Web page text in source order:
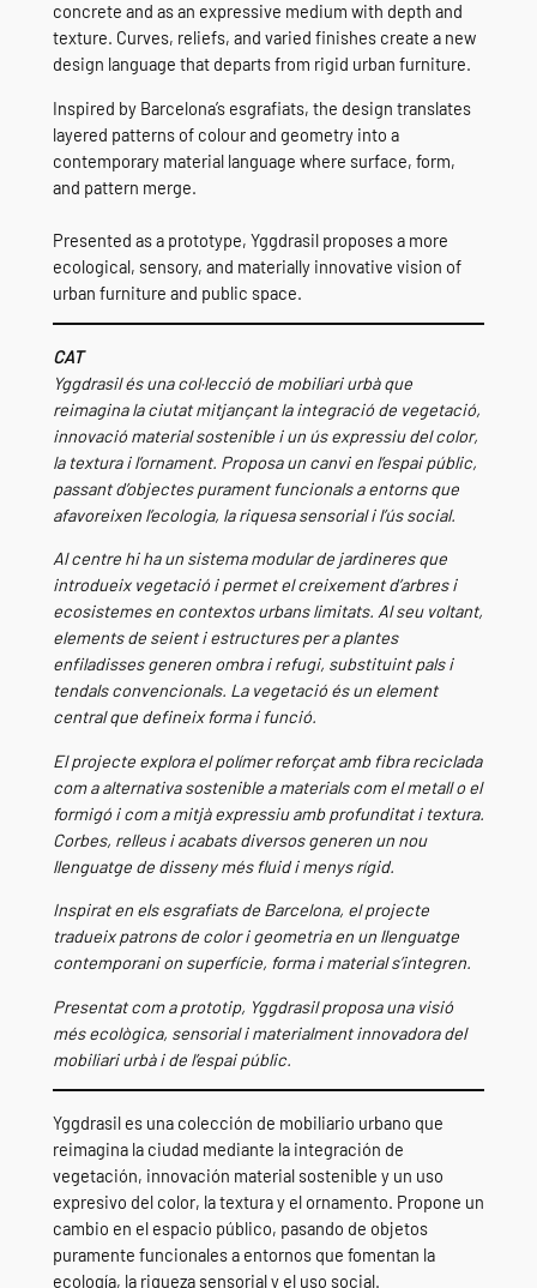
concrete and as an expressive medium with depth and
texture. Curves, reliefs, and varied finishes create a new
design language that departs from rigid urban furniture.
Inspired by Barcelona’s esgrafiats, the design translates
layered patterns of colour and geometry into a
contemporary material language where surface, form,
and pattern merge.
Presented as a prototype, Yggdrasil proposes a more
ecological, sensory, and materially innovative vision of
urban furniture and public space.
CAT
Yggdrasil és una col·lecció de mobiliari urbà que
reimagina la ciutat mitjançant la integració de vegetació,
innovació material sostenible i un ús expressiu del color,
la textura i l’ornament. Proposa un canvi en l’espai públic,
passant d’objectes purament funcionals a entorns que
afavoreixen l’ecologia, la riquesa sensorial i l’ús social.
Al centre hi ha un sistema modular de jardineres que
introdueix vegetació i permet el creixement d’arbres i
ecosistemes en contextos urbans limitats. Al seu voltant,
elements de seient i estructures per a plantes
enfiladisses generen ombra i refugi, substituint pals i
tendals convencionals. La vegetació és un element
central que defineix forma i funció.
El projecte explora el polímer reforçat amb fibra reciclada
com a alternativa sostenible a materials com el metall o el
formigó i com a mitjà expressiu amb profunditat i textura.
Corbes, relleus i acabats diversos generen un nou
llenguatge de disseny més fluid i menys rígid.
Inspirat en els esgrafiats de Barcelona, el projecte
tradueix patrons de color i geometria en un llenguatge
contemporani on superfície, forma i material s’integren.
Presentat com a prototip, Yggdrasil proposa una visió
més ecològica, sensorial i materialment innovadora del
mobiliari urbà i de l’espai públic.
Yggdrasil es una colección de mobiliario urbano que
reimagina la ciudad mediante la integración de
vegetación, innovación material sostenible y un uso
expresivo del color, la textura y el ornamento. Propone un
cambio en el espacio público, pasando de objetos
puramente funcionales a entornos que fomentan la
ecología, la riqueza sensorial y el uso social.